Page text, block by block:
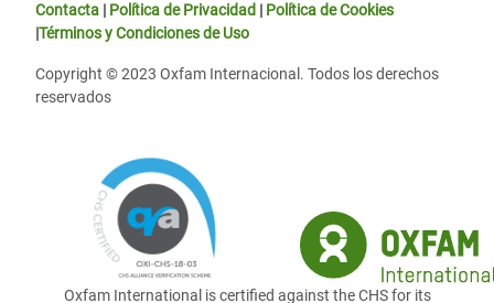
Contacta | Política de Privacidad | Política de Cookies
|Términos y Condiciones de Uso
Copyright © 2023 Oxfam Internacional. Todos los derechos
reservados
Oxfam International is certified against the CHS for its